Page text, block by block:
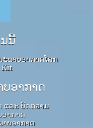
ນີ້
ພາບອາກາດໂລກ
Kit
ອາກາດ
ແລະ ບົດຄວາມ
າກາດ
າບອາກາດ